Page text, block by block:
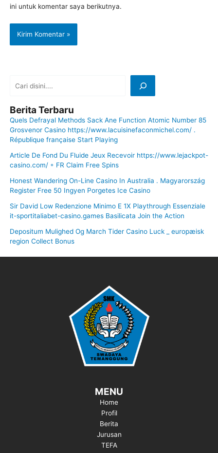
ini untuk komentar saya berikutnya.
Berita Terbaru
Quels Defrayal Methods Sack Ane Function Atomic Number 85
Grosvenor Casino https://www.lacuisinefaconmichel.com/ .
République française Start Playing
Article De Fond Du Fluide Jeux Recevoir https://www.lejackpot-
casino.com/ ◦ FR Claim Free Spins
Honest Wandering On-Line Casino In Australia . Magyarország
Register Free 50 Ingyen Porgetes Ice Casino
Sir David Low Redenzione Minimo E 1X Playthrough Essenziale
it-sportitaliabet-casino.games Basilicata Join the Action
Depositum Mulighed Og March Tider Casino Luck _ europæisk
region Collect Bonus
MENU
Home
Profil
Berita
Jurusan
TEFA